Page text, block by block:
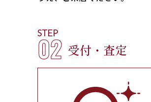
STEP
02 受付・査定